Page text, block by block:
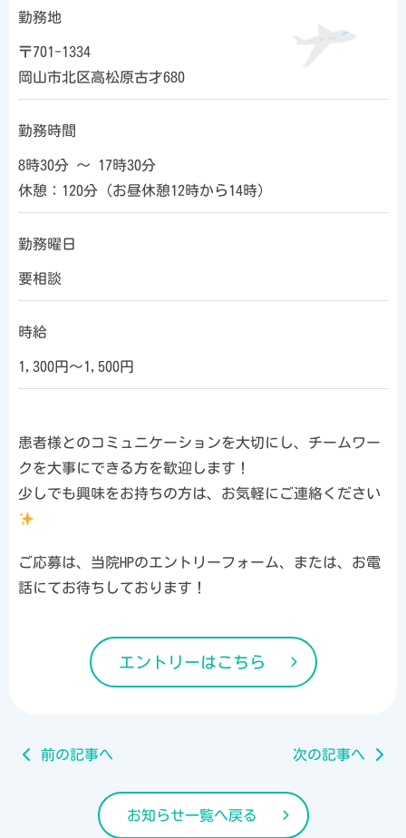
勤務地
〒701-1334
岡山市北区高松原古才680
勤務時間
8時30分 ～ 17時30分
休憩：120分（お昼休憩12時から14時）
勤務曜日
要相談
時給
1,300円～1,500円
患者様とのコミュニケーションを大切にし、チームワー
クを大事にできる方を歓迎します！
少しでも興味をお持ちの方は、お気軽にご連絡ください
ご応募は、当院HPのエントリーフォーム、または、お電
話にてお待ちしております！
エントリーはこちら
前の記事へ 次の記事へ
お知らせ一覧へ戻る